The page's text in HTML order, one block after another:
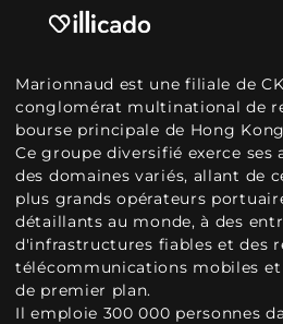
Marionnaud est une filiale de
conglomérat multinational de
bourse principale de Hong
Ce groupe diversifié exerce ses
des domaines variés, allant de
plus grands opérateurs
détaillants au monde, à des
d'infrastructures fiables et des
télécommunications mobiles
de premier plan.
Il emploie 300 000 personnes